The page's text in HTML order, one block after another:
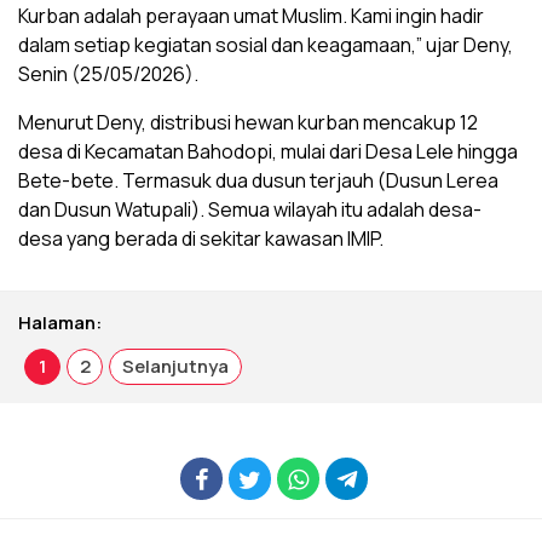
Kurban adalah perayaan umat Muslim. Kami ingin hadir
dalam setiap kegiatan sosial dan keagamaan,” ujar Deny,
Senin (25/05/2026).
Menurut Deny, distribusi hewan kurban mencakup 12
desa di Kecamatan Bahodopi, mulai dari Desa Lele hingga
Bete-bete. Termasuk dua dusun terjauh (Dusun Lerea
dan Dusun Watupali). Semua wilayah itu adalah desa-
desa yang berada di sekitar kawasan IMIP.
Halaman:
1
2 Selanjutnya